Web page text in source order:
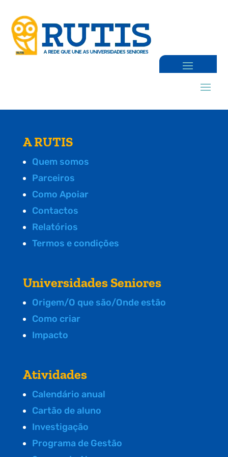
A RUTIS
Quem somos
Parceiros
Como Apoiar
Contactos
Relatórios
Termos e condições
Universidades Seniores
Origem/O que são/Onde estão
Como criar
Impacto
Atividades
Calendário anual
Cartão de aluno
Investigação
Programa de Gestão